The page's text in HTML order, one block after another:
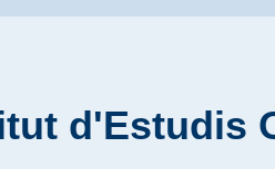
d'Estudis